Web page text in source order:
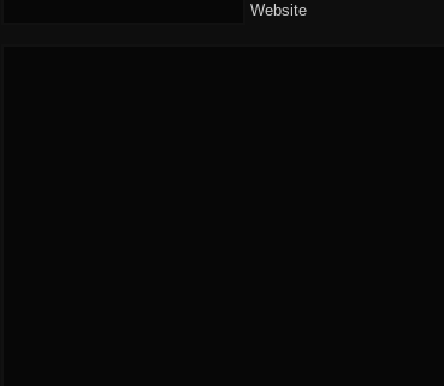
Website